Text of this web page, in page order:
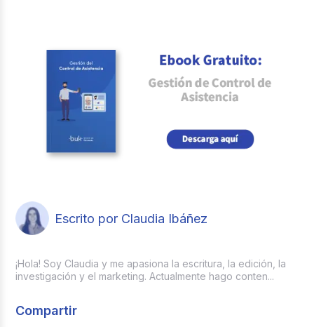
Escrito por Claudia Ibáñez
¡Hola! Soy Claudia y me apasiona la escritura, la edición, la
investigación y el marketing. Actualmente hago conten...
Compartir